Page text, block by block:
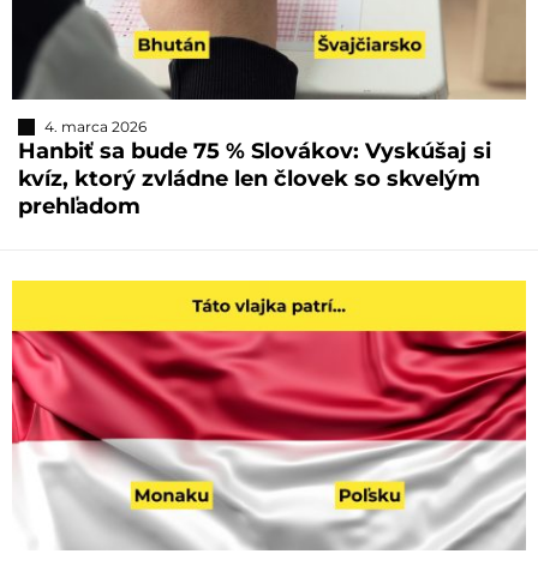
4. marca 2026
Hanbiť sa bude 75 % Slovákov: Vyskúšaj si
kvíz, ktorý zvládne len človek so skvelým
prehľadom